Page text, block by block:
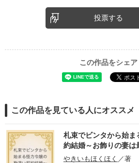
投票する
この作品をシェア
この作品を見ている人にオススメ
札束でビンタから始
約結婚～お飾りの妻は
やきいもほくほく ／著